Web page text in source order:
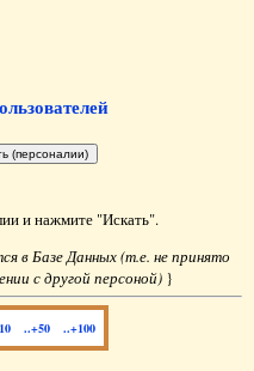
и нажмите "Искать".
в Базе Данных (т.е. не принято
с другой персоной) }
..+50 ..+100